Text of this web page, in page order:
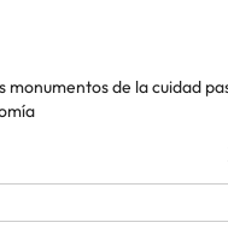
monumentos de la cuidad